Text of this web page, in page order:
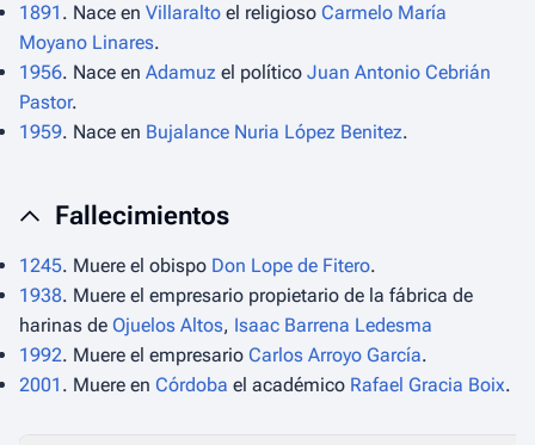
1891 . Nace en Villaralto el religioso Carmelo María
Moyano Linares.
1956. Nace en Adamuz el político Juan Antonio Cebrián
Pastor.
1959. Nace en Bujalance Nuria López Benitez.
Fallecimientos
1245. Muere el obispo Don Lope de Fitero.
1938. Muere el empresario propietario de la fábrica de
harinas de Ojuelos Altos, Isaac Barrena Ledesma
1992. Muere el empresario Carlos Arroyo García.
2001 . Muere en Córdoba el académico Rafael Gracia Boix.